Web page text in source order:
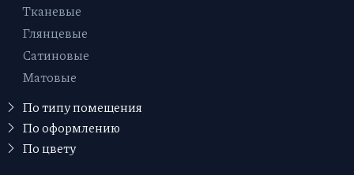
Тканевые
Глянцевые
Сатиновые
Матовые
По типу помещения
В прихожую
В ванную
По оформлению
С рисунком
По цвету